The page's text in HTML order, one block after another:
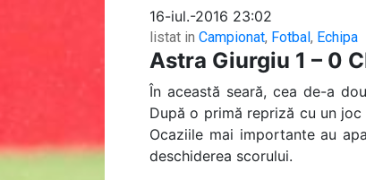
16-iul.-2016 23:02
listat in Campionat, Fotbal, Echipa
Astra Giurgiu 1 – 0
În această seară, cea de-a
După o primă repriză cu un
Ocaziile mai importante au
deschiderea scorului.